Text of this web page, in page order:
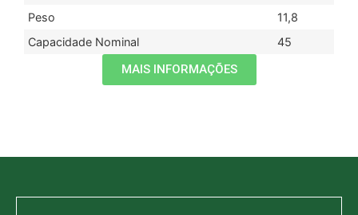
Peso
11,8
Capacidade Nominal
45
MAIS INFORMAÇÕES